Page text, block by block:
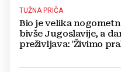
TUŽNA PRIČA
Bio je velika
bivše Jugoslavije, a
preživljava: 'Živimo